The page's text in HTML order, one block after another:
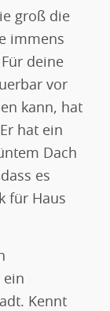
groß die
immens
deine
vor
kann, hat
hat ein
Dach
es
für Haus
ein
Kennt